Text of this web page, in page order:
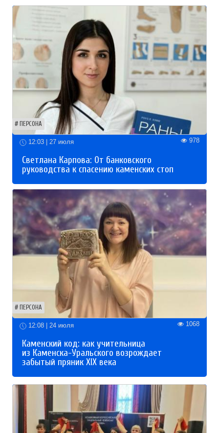
ПЕРСОНА
12:03 | 27 июля 978
Светлана Карпова: От банковского
руководства к спасению каменских стоп
ПЕРСОНА
12:08 | 24 июля 1068
Каменский код: как учительница
из Каменска-Уральского возрождает
забытый пряник XIX века